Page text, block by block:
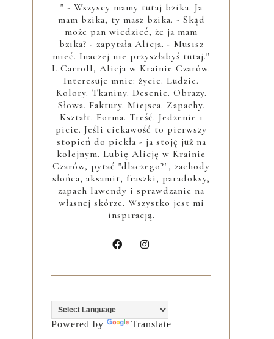
" - Wszyscy mamy tutaj bzika. Ja
mam bzika, ty masz bzika. - Skąd
może pan wiedzieć, że ja mam
bzika? - zapytała Alicja. - Musisz
mieć. Inaczej nie przyszłabyś tutaj."
L.Carroll, Alicja w Krainie Czarów.
Interesuje mnie: życie. Ludzie.
Kolory. Tkaniny. Desenie. Obrazy.
Słowa. Faktury. Miejsca. Zapachy.
Kształt. Forma. Treść. Jedzenie i
picie. Jeśli ciekawość to pierwszy
stopień do piekła - ja stoję już na
kolejnym. Lubię Alicję w Krainie
Czarów, pytać "dlaczego?", zachody
słońca, aksamit, fraszki, paradoksy,
zapach lawendy i sprawdzanie na
własnej skórze. Wszystko jest mi
inspiracją.
Powered by Translate